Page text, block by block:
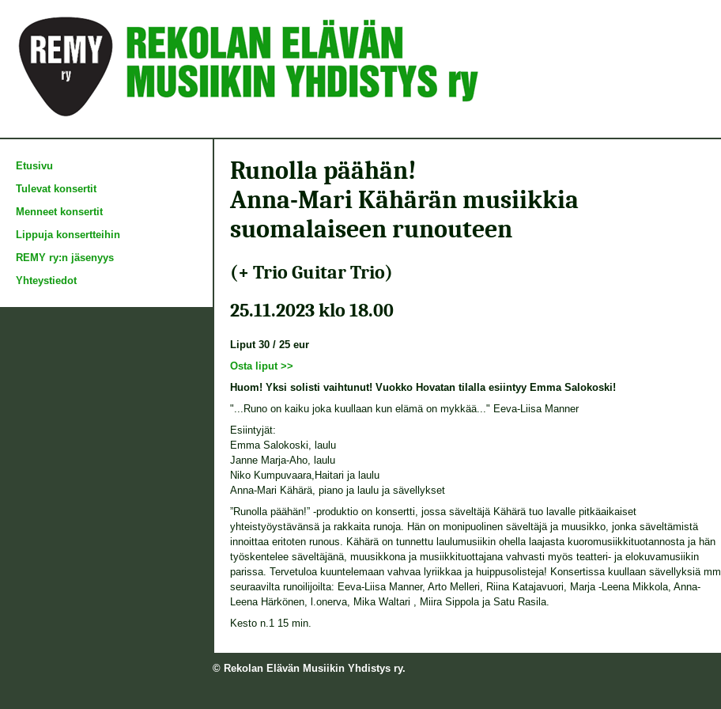
Etusivu
Tulevat konsertit
Menneet konsertit
Lippuja konsertteihin
REMY ry:n jäsenyys
Yhteystiedot
Runolla päähän!
Anna-Mari Kähärän musiikkia
suomalaiseen runouteen
(+ Trio Guitar Trio)
25.11.2023 klo 18.00
Liput 30 / 25 eur
Osta liput >>
Huom! Yksi solisti vaihtunut! Vuokko Hovatan tilalla esiintyy Emma Salokoski!
"...Runo on kaiku joka kuullaan kun elämä on mykkää..." Eeva-Liisa Manner
Esiintyjät:
Emma Salokoski, laulu
Janne Marja-Aho, laulu
Niko Kumpuvaara,Haitari ja laulu
Anna-Mari Kähärä, piano ja laulu ja sävellykset
”Runolla päähän!” -produktio on konsertti, jossa säveltäjä Kähärä tuo lavalle pitkäaikaiset
yhteistyöystävänsä ja rakkaita runoja. Hän on monipuolinen säveltäjä ja muusikko, jonka säveltämistä
innoittaa eritoten runous. Kähärä on tunnettu laulumusiikin ohella laajasta kuoromusiikkituotannosta ja hän
työskentelee säveltäjänä, muusikkona ja musiikkituottajana vahvasti myös teatteri- ja elokuvamusiikin
parissa. Tervetuloa kuuntelemaan vahvaa lyriikkaa ja huippusolisteja! Konsertissa kuullaan sävellyksiä mm.
seuraavilta runoilijoilta: Eeva-Liisa Manner, Arto Melleri, Riina Katajavuori, Marja -Leena Mikkola, Anna-
Leena Härkönen, l.onerva, Mika Waltari , Miira Sippola ja Satu Rasila.
Kesto n.1 15 min.
© Rekolan Elävän Musiikin Yhdistys ry.